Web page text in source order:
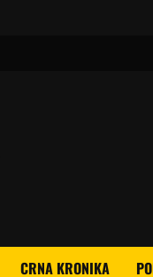
CRNA KRONIKA